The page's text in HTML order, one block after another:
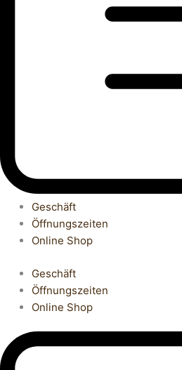
Geschäft
Öffnungszeiten
Online Shop
Geschäft
Öffnungszeiten
Online Shop